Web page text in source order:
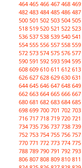
464 465 466 467 468 469
482 483 484 485 486 487
500 501 502 503 504 505
518 519 520 521 522 523
536 537 538 539 540 541
554 555 556 557 558 559
572 573 574 575 576 577
590 591 592 593 594 595
608 609 610 611 612 613
626 627 628 629 630 631
644 645 646 647 648 649
662 663 664 665 666 667
680 681 682 683 684 685
698 699 700 701 702 703
716 717 718 719 720 721
734 735 736 737 738 739
752 753 754 755 756 757
770 771 772 773 774 775
788 789 790 791 792 793
806 807 808 809 810 811